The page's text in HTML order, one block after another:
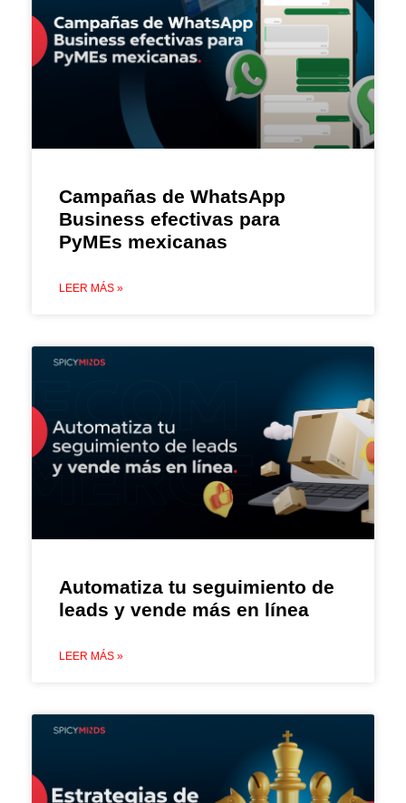
Campañas de WhatsApp
Business efectivas para
PyMEs mexicanas
LEER MÁS »
Automatiza tu seguimiento de
leads y vende más en línea
LEER MÁS »